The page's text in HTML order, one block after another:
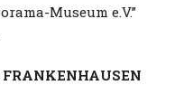
Museum e.V.”